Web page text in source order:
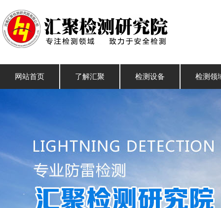
网站首页 了解汇聚 检测设备 检测领